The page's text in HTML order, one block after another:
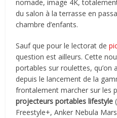
nomade, image 4K,
du salon à la terrasse en
chambre d’enfants.
Sauf que pour le lectorat de
question est ailleurs. Cette
portables sur roulettes, qu’on
depuis le lancement de la
frontalement marcher sur les
projecteurs portables lifestyle
Freestyle+, Anker Nebula